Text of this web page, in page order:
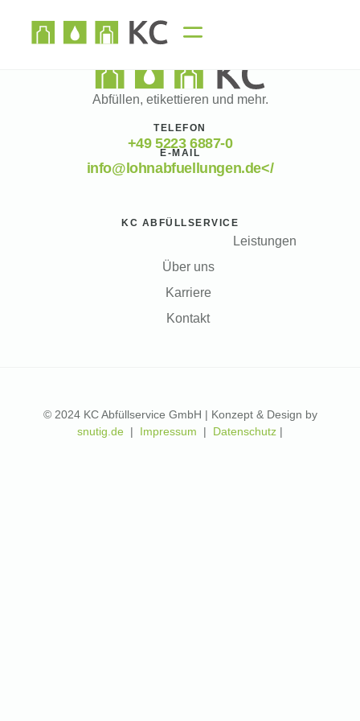
Abfüllen, etikettieren und mehr.
TELEFON
+49 5223 6887-0
E-MAIL
info@lohnabfuellungen.de</
KC ABFÜLLSERVICE
Leistungen
Über uns
Karriere
Kontakt
© 2024 KC Abfüllservice GmbH | Konzept & Design by
snutig.de | Impressum | Datenschutz |